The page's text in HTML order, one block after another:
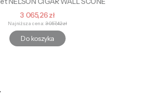
Cena promocyjna
3 065,26 zł
Najniższa cena: 3 057,42 zł
Do koszyka